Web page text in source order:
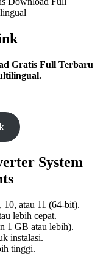
Gratis Full Terbaru
System
10, atau 11 (64-bit).
lebih cepat.
1 GB atau lebih).
instalasi.
tinggi.